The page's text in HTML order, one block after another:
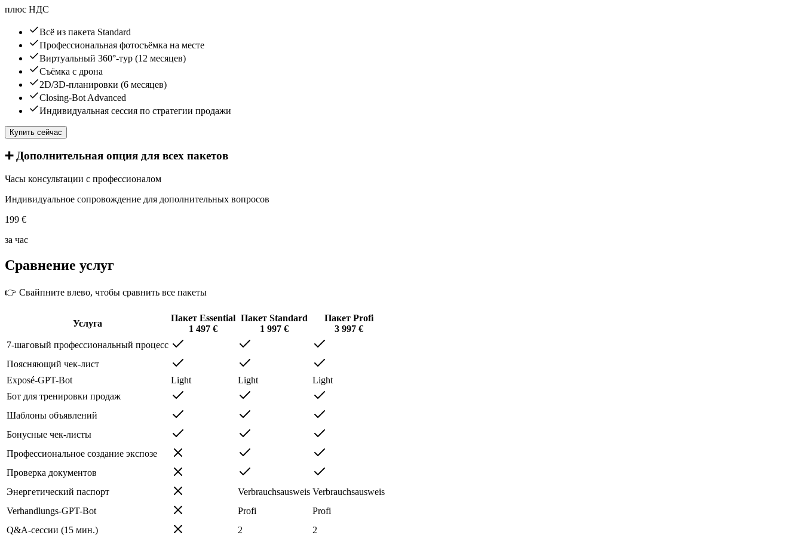
плюс НДС
Всё из пакета Standard
Профессиональная фотосъёмка на месте
Виртуальный 360°-тур (12 месяцев)
Съёмка с дрона
2D/3D-планировки (6 месяцев)
Closing-Bot Advanced
Индивидуальная сессия по стратегии продажи
Купить сейчас
➕ Дополнительная опция для всех пакетов
Часы консультации с профессионалом
Индивидуальное сопровождение для дополнительных вопросов
199 €
за час
Сравнение услуг
👉 Свайпните влево, чтобы сравнить все пакеты
Услуга
Пакет Essential
1 497 €
Пакет Standard
1 997€
Пакет Profi
3 997€
7-шаговый профессиональный процесс
Поясняющий чек-лист
Exposé-GPT-Bot
Light Light
Light
Бот для тренировки продаж
Шаблоны объявлений
Бонусные чек-листы
Профессиональное создание экспозе
Проверка документов
Энергетический паспорт
Verbrauchsausweis Verbrauchsausweis
Verhandlungs-GPT-Bot
Profi
Profi
Q&A-сессии (15 мин.)
2 2